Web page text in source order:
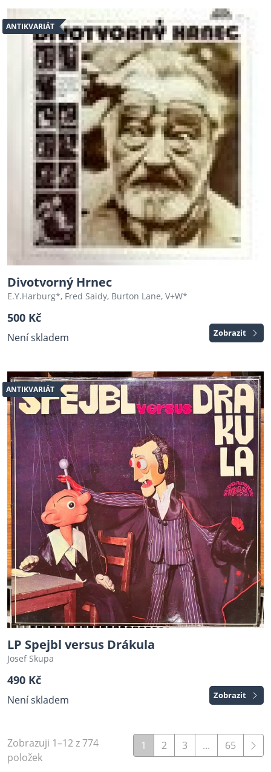
ANTIKVARIÁT
Divotvorný Hrnec
E.Y.Harburg*, Fred Saidy, Burton Lane, V+W*
500 Kč
Není skladem Zobrazit
ANTIKVARIÁT
LP Spejbl versus Drákula
Josef Skupa
490 Kč
Není skladem Zobrazit
Zobrazuji 1–12 z 774
položek
1 2 3 ... 65